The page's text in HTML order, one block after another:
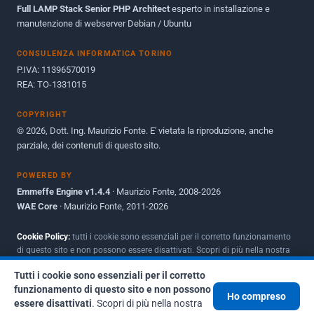
Maggio 2010
Giugno 2009
Full LAMP Stack Senior PHP Architect esperto in installazione e
manutenzione di webserver Debian / Ubuntu
CONSULENZA INFORMATICA TORINO
P.IVA: 11396570019
REA: TO-1331015
COPYRIGHT
© 2026, Dott. Ing. Maurizio Fonte. E' vietata la riproduzione, anche
parziale, dei contenuti di questo sito.
POWERED BY
Emmeffe Engine v1.4.4 · Maurizio Fonte, 2008-2026
WAE Core · Maurizio Fonte, 2011-2026
Cookie Policy: tutti i cookie sono essenziali per il corretto funzionamento
di questo sito e non possono essere disattivati. Scopri di più nella nostra
Tutti i cookie sono essenziali per il corretto
funzionamento di questo sito e non possono
essere disattivati. Scopri di più nella nostra
Ho compreso